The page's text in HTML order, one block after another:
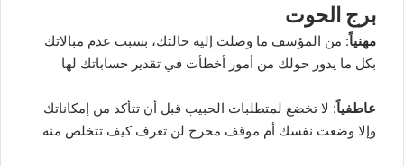
برج الحوت
مهنياً: من المؤسف ما وصلت إليه حالتك، بسبب عدم مبالاتك
بكل ما يدور حولك من أمور أخطأت في تقدير حساباتك لها
عاطفياً: لا تخضع لمتطلبات الحبيب قبل أن تتأكد من إمكاناتك
وإلا وضعت نفسك أم موقف محرج لن تعرف كيف تتخلص منه